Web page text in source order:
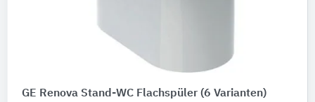
GE Renova Stand-WC Flachspüler (6 Varianten)